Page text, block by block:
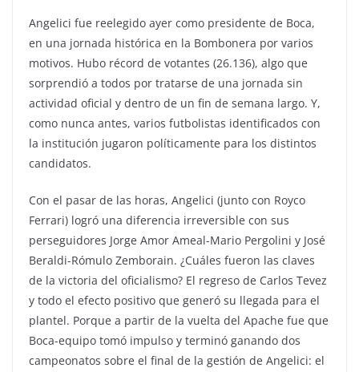
Angelici fue reelegido ayer como presidente de Boca,
en una jornada histórica en la Bombonera por varios
motivos. Hubo récord de votantes (26.136), algo que
sorprendió a todos por tratarse de una jornada sin
actividad oficial y dentro de un fin de semana largo. Y,
como nunca antes, varios futbolistas identificados con
la institución jugaron políticamente para los distintos
candidatos.
Con el pasar de las horas, Angelici (junto con Royco
Ferrari) logró una diferencia irreversible con sus
perseguidores Jorge Amor Ameal-Mario Pergolini y José
Beraldi-Rómulo Zemborain. ¿Cuáles fueron las claves
de la victoria del oficialismo? El regreso de Carlos Tevez
y todo el efecto positivo que generó su llegada para el
plantel. Porque a partir de la vuelta del Apache fue que
Boca-equipo tomó impulso y terminó ganando dos
campeonatos sobre el final de la gestión de Angelici: el